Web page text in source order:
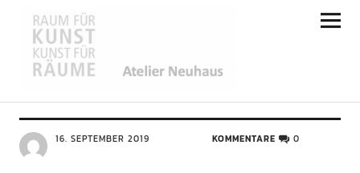
Atelier Neuhaus
ALLGEMEIN
16. SEPTEMBER 2019 KOMMENTARE 0